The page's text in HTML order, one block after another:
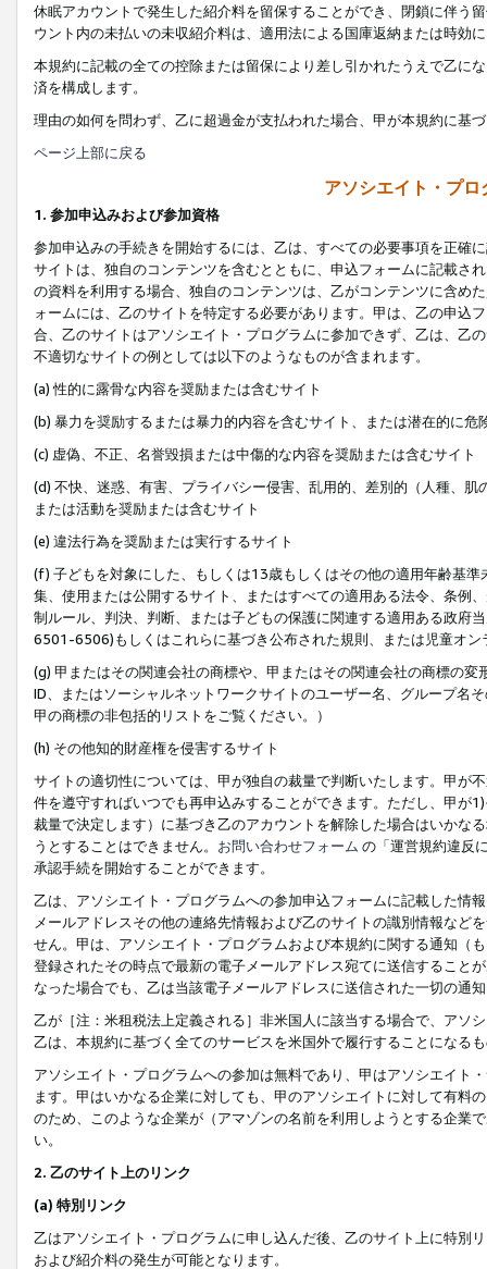
休眠アカウントで発生した紹介料を留保することができ、閉鎖に伴う
ウント内の未払いの未収紹介料は、適用法による国庫返納または時効
本規約に記載の全ての控除または留保により差し引かれたうえで乙に
済を構成します。
理由の如何を問わず、乙に超過金が支払われた場合、甲が本規約に基
ページ上部に戻る
アソシエイト・プ
1. 参加申込みおよび参加資格
参加申込みの手続きを開始するには、乙は、すべての必要事項を正確
サイトは、独自のコンテンツを含むとともに、申込フォームに記載さ
の資料を利用する場合、独自のコンテンツは、乙がコンテンツに含め
ォームには、乙のサイトを特定する必要があります。甲は、乙の申込
合、乙のサイトはアソシエイト・プログラムに参加できず、乙は、乙
不適切なサイトの例としては以下のようなものが含まれます。
(a) 性的に露骨な内容を奨励または含むサイト
(b) 暴力を奨励するまたは暴力的内容を含むサイト、または潜在的に
(c) 虚偽、不正、名誉毀損または中傷的な内容を奨励または含むサイト
(d) 不快、迷惑、有害、プライバシー侵害、乱用的、差別的（人種、
または活動を奨励または含むサイト
(e) 違法行為を奨励または実行するサイト
(f) 子どもを対象にした、もしくは13歳もしくはその他の適用年齢基
集、使用または公開するサイト、またはすべての適用ある法令、条例
制ルール、判決、判断、または子どもの保護に関連する適用ある政府
6501-6506)もしくはこれらに基づき公布された規則、または児童オン
(g) 甲またはその関連会社の商標や、甲またはその関連会社の商標の
ID、またはソーシャルネットワークサイトのユーザー名、グループ名
甲の商標の非包括的リストをご覧ください。）
(h) その他知的財産権を侵害するサイト
サイトの適切性については、甲が独自の裁量で判断いたします。甲が
件を遵守すればいつでも再申込みすることができます。ただし、甲が
裁量で決定します）に基づき乙のアカウントを解除した場合はいかな
うとすることはできません。 お問い合わせフォーム の「運営規約違反
承認手続を開始することができます。
乙は、アソシエイト・プログラムへの参加申込フォームに記載した情
メールアドレスその他の連絡先情報および乙のサイトの識別情報など
せん。甲は、アソシエイト・プログラムおよび本規約に関する通知（
登録されたその時点で最新の電子メールアドレス宛てに送信すること
なった場合でも、乙は当該電子メールアドレスに送信された一切の通
乙が［注：米租税法上定義される］非米国人に該当する場合で、アソ
乙は、本規約に基づく全てのサービスを米国外で履行することになる
アソシエイト・プログラムへの参加は無料であり、甲はアソシエイト
ます。甲はいかなる企業に対しても、甲のアソシエイトに対して有料
のため、このような企業が（アマゾンの名前を利用しようとする企業
い。
2. 乙のサイト上のリンク
(a) 特別リンク
乙はアソシエイト・プログラムに申し込んだ後、乙のサイト上に特別
および紹介料の発生が可能となります。